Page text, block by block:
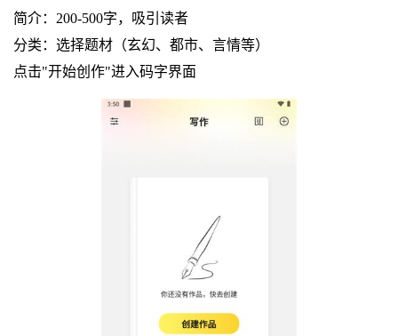
简介：200-500字，吸引读者
分类：选择题材（玄幻、都市、言情等）
点击"开始创作"进入码字界面